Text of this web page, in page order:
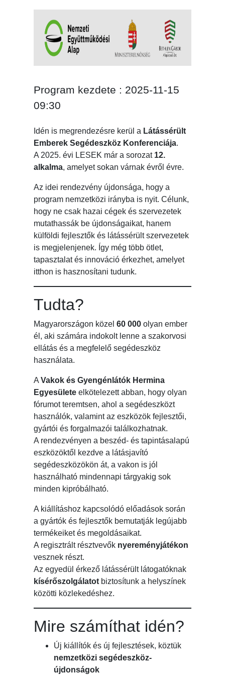
Program kezdete : 2025-11-15
09:30
Idén is megrendezésre kerül a Látássérült
Emberek Segédeszköz Konferenciája.
A 2025. évi LESEK már a sorozat 12.
alkalma, amelyet sokan várnak évről évre.
Az idei rendezvény újdonsága, hogy a
program nemzetközi irányba is nyit. Célunk,
hogy ne csak hazai cégek és szervezetek
mutathassák be újdonságaikat, hanem
külföldi fejlesztők és látássérült szervezetek
is megjelenjenek. Így még több ötlet,
tapasztalat és innováció érkezhet, amelyet
itthon is hasznosítani tudunk.
Tudta?
Magyarországon közel60 000 olyan ember
él, aki számára indokolt lenne a szakorvosi
ellátás és a megfelelő segédeszköz
használata.
AVakok és Gyengénlátók Hermina
Egyesülete elkötelezett abban, hogy olyan
fórumot teremtsen, ahol a segédeszközt
használók, valamint az eszközök fejlesztői,
gyártói és forgalmazói találkozhatnak.
A rendezvényen a beszéd- és tapintásalapú
eszközöktől kezdve a látásjavító
segédeszközökön át, a vakon is jól
használható mindennapi tárgyakig sok
minden kipróbálható.
A kiállításhoz kapcsolódó előadások során
a gyártók és fejlesztők bemutatják legújabb
termékeiket és megoldásaikat.
A regisztrált résztvevők nyereményjátékon
vesznek részt.
Az egyedül érkező látássérült látogatóknak
kísérőszolgálatot biztosítunk a helyszínek
közötti közlekedéshez.
Mire számíthat idén?
Új kiállítók és új fejlesztések, köztük
nemzetközi segédeszköz-
újdonságok